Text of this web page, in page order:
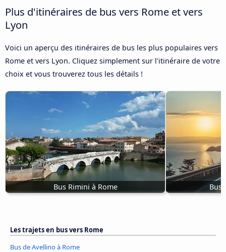
Plus d'itinéraires de bus vers Rome et vers
Lyon
Voici un aperçu des itinéraires de bus les plus populaires vers
Rome et vers Lyon. Cliquez simplement sur l'itinéraire de votre
choix et vous trouverez tous les détails !
Bus Rimini à Rome Bus
Les trajets en bus vers Rome
Bus de Avellino à Rome